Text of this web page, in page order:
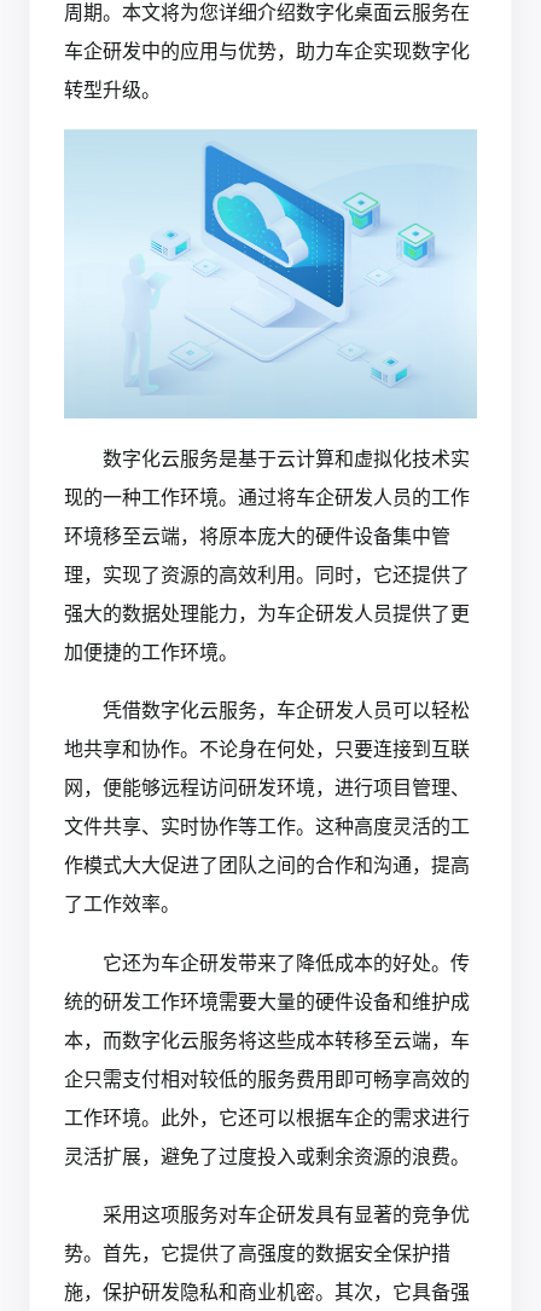
周期。本文将为您详细介绍数字化桌面云服务在
车企研发中的应用与优势，助力车企实现数字化
转型升级。
数字化云服务是基于云计算和虚拟化技术实
现的一种工作环境。通过将车企研发人员的工作
环境移至云端，将原本庞大的硬件设备集中管
理，实现了资源的高效利用。同时，它还提供了
强大的数据处理能力，为车企研发人员提供了更
加便捷的工作环境。
凭借数字化云服务，车企研发人员可以轻松
地共享和协作。不论身在何处，只要连接到互联
网，便能够远程访问研发环境，进行项目管理、
文件共享、实时协作等工作。这种高度灵活的工
作模式大大促进了团队之间的合作和沟通，提高
了工作效率。
它还为车企研发带来了降低成本的好处。传
统的研发工作环境需要大量的硬件设备和维护成
本，而数字化云服务将这些成本转移至云端，车
企只需支付相对较低的服务费用即可畅享高效的
工作环境。此外，它还可以根据车企的需求进行
灵活扩展，避免了过度投入或剩余资源的浪费。
采用这项服务对车企研发具有显著的竞争优
势。首先，它提供了高强度的数据安全保护措
施，保护研发隐私和商业机密。其次，它具备强